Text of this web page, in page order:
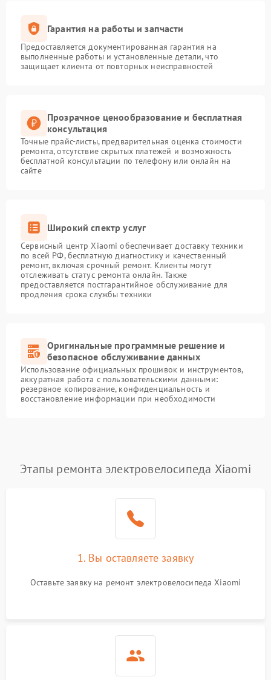
Гарантия на работы и запчасти
Предоставляется документированная гарантия на
выполненные работы и установленные детали, что
защищает клиента от повторных неисправностей
Прозрачное ценообразование и бесплатная
консультация
Точные прайс-листы, предварительная оценка стоимости
ремонта, отсутствие скрытых платежей и возможность
бесплатной консультации по телефону или онлайн на
сайте
Широкий спектр услуг
Сервисный центр Xiaomi обеспечивает доставку техники
по всей РФ, бесплатную диагностику и качественный
ремонт, включая срочный ремонт. Клиенты могут
отслеживать статус ремонта онлайн. Также
предоставляется постгарантийное обслуживание для
продления срока службы техники
Оригинальные программные решение и
безопасное обслуживание данных
Использование официальных прошивок и инструментов,
аккуратная работа с пользовательскими данными:
резервное копирование, конфиденциальность и
восстановление информации при необходимости
Этапы ремонта электровелосипеда Xiaomi
1. Вы оставляете заявку
Оставьте заявку на ремонт электровелосипеда Xiaomi